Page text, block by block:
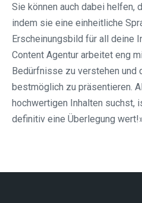
Sie können auch dabei helfen,
indem sie eine einheitliche
Erscheinungsbild für all deine
Content Agentur arbeitet eng
Bedürfnisse zu verstehen und
bestmöglich zu präsentieren.
hochwertigen Inhalten suchst,
definitiv eine Überlegung